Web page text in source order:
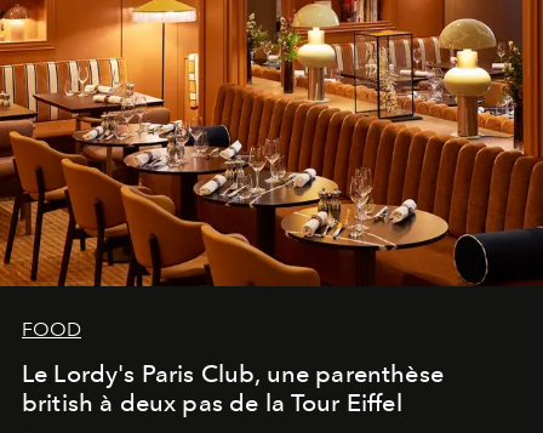
FOOD
Le Lordy's Paris Club, une parenthèse
british à deux pas de la Tour Eiffel